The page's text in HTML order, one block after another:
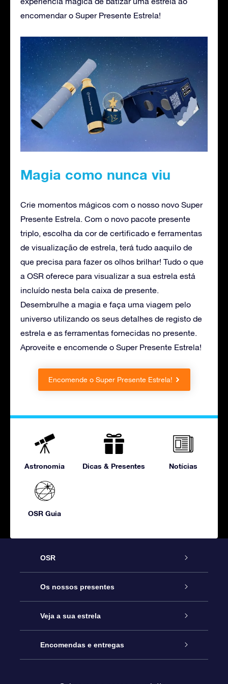
encomendar o Super Presente Estrela!
Magia como nunca viu
Crie momentos mágicos com o nosso novo Super
Presente Estrela. Com o novo pacote presente
triplo, escolha da cor de certificado e ferramentas
de visualização de estrela, terá tudo aaquilo de
que precisa para fazer os olhos brilhar! Tudo o que
a OSR oferece para visualizar a sua estrela está
incluído nesta bela caixa de presente.
Desembrulhe a magia e faça uma viagem pelo
universo utilizando os seus detalhes de registo de
estrela e as ferramentas fornecidas no presente.
Aproveite e encomende o Super Presente Estrela!
Encomende o Super Presente Estrela!
Astronomia Dicas & Presentes Notícias
OSR Guia
OSR
Serviço
Contactos
O Blog
Os nossos presentes
Prenda Star Online
Pacote Prenda OSR
Veja a sua estrela
Registo de Estrela
Encomendas e entregas